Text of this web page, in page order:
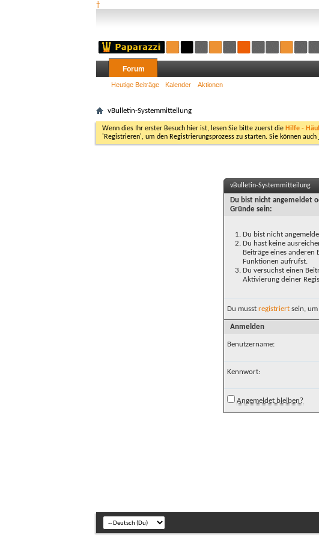
†
Forum
Heutige Beiträge Kalender Aktionen
vBulletin-Systemmitteilung
Wenn dies Ihr erster Besuch hier ist, lesen Sie bitte zuerst die Hilfe -
'Registrieren', um den Registrierungsprozess zu starten. Sie können
vBulletin-Systemmitteilung
Du bist nicht angemeldet
Gründe sein:
Du bist nicht
Du hast keine
Beiträge eines
Funktionen aufrufst.
Du versuchst einen
Aktivierung deiner
Du musst registriert sein,
Anmelden
Benutzername:
Kennwort:
Angemeldet bleiben?